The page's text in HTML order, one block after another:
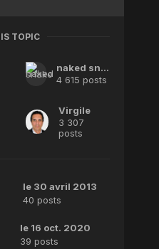
TOPIC
naked snake
4 615 posts
Virgile
3 307
posts
le 30 avril 2013
40 posts
le 16 oct. 2020
39 posts